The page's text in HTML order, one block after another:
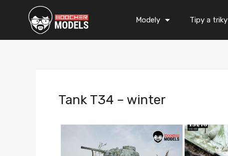
Modely Tipy a triky
Tank T34 – winter
Post
navigation